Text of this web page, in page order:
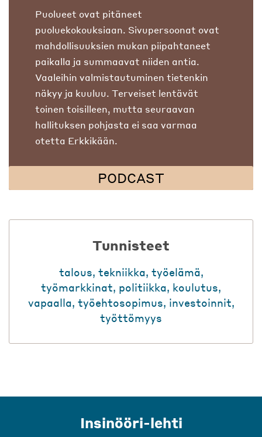
Puolueet ovat pitäneet
puoluekokouksiaan. Sivupersoonat ovat
mahdollisuuksien mukan piipahtaneet
paikalla ja summaavat niiden antia.
Vaaleihin valmistautuminen tietenkin
näkyy ja kuuluu. Terveiset lentävät
toinen toisilleen, mutta seuraavan
hallituksen pohjasta ei saa varmaa
otetta Erkkikään.
PODCAST
Tunnisteet
talous, tekniikka, työelämä,
työmarkkinat, politiikka, koulutus,
vapaalla, työehtosopimus, investoinnit,
työttömyys
Insinööri-lehti